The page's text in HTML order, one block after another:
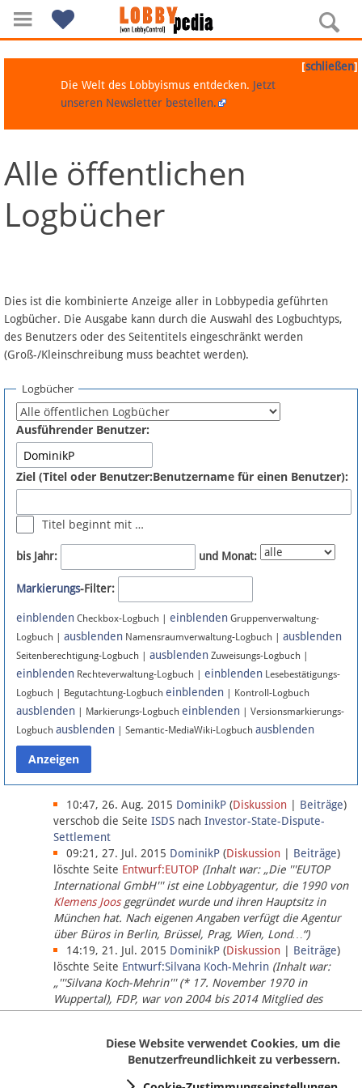
Navigation
Über Lobbypedia
Artikel nach Kategorien
FAQ
Fördermitglied werden
Fehler melden
Newsletter
Bluesky
Facebook
Instagram
Anmelden
Datenschutz
Über Lobbypedia
Impressum
[schließen]
Die Welt des Lobbyismus entdecken. Jetzt
unseren Newsletter bestellen.
Alle öffentlichen
Logbücher
Dies ist die kombinierte Anzeige aller in Lobbypedia geführten
Logbücher. Die Ausgabe kann durch die Auswahl des Logbuchtyps,
des Benutzers oder des Seitentitels eingeschränkt werden
(Groß-/Kleinschreibung muss beachtet werden).
Logbücher
Ausführender Benutzer:
Ziel (Titel oder Benutzer:Benutzername für einen Benutzer):
Titel beginnt mit …
bis Jahr: und Monat:
Markierungs-Filter:
einblenden Checkbox-Logbuch | einblenden Gruppenverwaltung-
Logbuch | ausblenden Namensraumverwaltung-Logbuch | ausblenden
Seitenberechtigung-Logbuch | ausblenden Zuweisungs-Logbuch |
einblenden Rechteverwaltung-Logbuch | einblenden Lesebestätigungs-
Logbuch | Begutachtung-Logbuch einblenden | Kontroll-Logbuch
ausblenden | Markierungs-Logbuch einblenden | Versionsmarkierungs-
Logbuch ausblenden | Semantic-MediaWiki-Logbuch ausblenden
10:47, 26. Aug. 2015 DominikP (Diskussion Beiträge)
verschob die Seite ISDS nach Investor-State-Dispute-
Settlement
09:21, 27. Jul. 2015 DominikP (Diskussion Beiträge)
löschte Seite Entwurf:EUTOP (Inhalt war: „Die '''EUTOP
International GmbH''' ist eine Lobbyagentur, die 1990 von
Klemens Joosgegründet wurde und ihren Hauptsitz in
München hat. Nach eigenen Angaben verfügt die Agentur
über Büros in Berlin, Brüssel, Prag, Wien, Lond…“)
14:19, 21. Jul. 2015 DominikP (Diskussion Beiträge)
löschte Seite Entwurf:Silvana Koch-Mehrin (Inhalt war:
„'''Silvana Koch-Mehrin''' (* 17. November 1970 in
Wuppertal), FDP, war von 2004 bis 2014 Mitglied des
Europäischen Parlaments, seit November 2014 ist sie für
Diese Website verwendet Cookies, um die
Benutzerfreundlichkeit zu verbessern.